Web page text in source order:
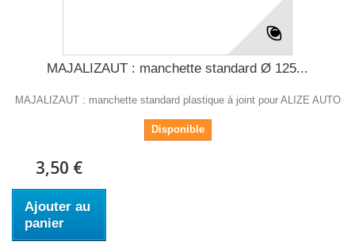
MAJALIZAUT : manchette standard Ø 125...
MAJALIZAUT : manchette standard plastique à joint pour ALIZE AUTO
Disponible
3,50 €
Ajouter au
panier